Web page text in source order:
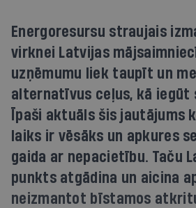
Energoresursu straujais
virknei Latvijas
uzņēmumu liek taupīt un
alternatīvus ceļus, kā iegūt
Īpaši aktuāls šis jautājums
laiks ir vēsāks un apkures
gaida ar nepacietību. Taču
punkts atgādina un aicina
neizmantot bīstamos